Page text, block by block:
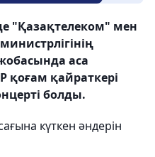
"Қазақтелеком" мен
аса
қайраткері
болды.
күткен әндерін